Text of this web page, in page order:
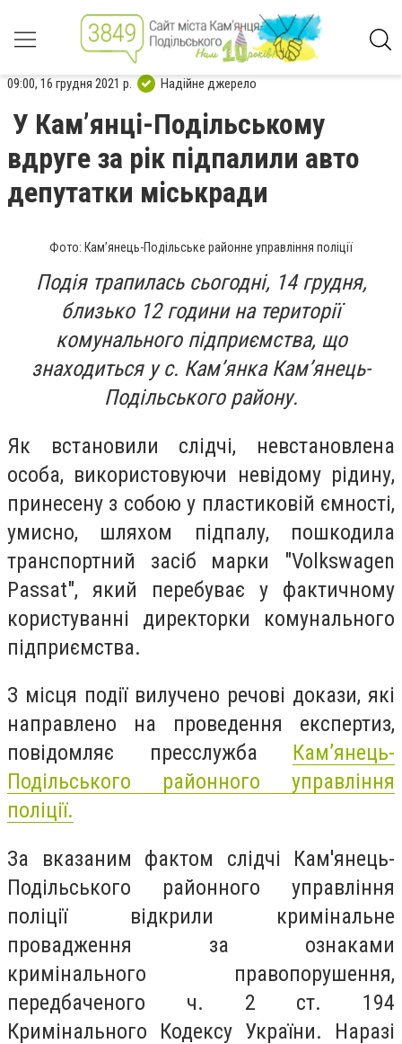
09:00, 16 грудня 2021 р. Надійне джерело
У Кам’янці-Подільському
вдруге за рік підпалили авто
депутатки міськради
Фото: Кам’янець-Подільське районне управління поліції
Подія трапилась сьогодні, 14 грудня,
близько 12 години на території
комунального підприємства, що
знаходиться у с. Кам’янка Кам’янець-
Подільського району.
Як встановили слідчі, невстановлена
особа, використовуючи невідому рідину,
принесену з собою у пластиковій ємності,
умисно, шляхом підпалу, пошкодила
транспортний засіб марки "Volkswagen
Passat", який перебуває у фактичному
користуванні директорки комунального
підприємства.
З місця події вилучено речові докази, які
направлено на проведення експертиз,
повідомляє пресслужба Кам’янець-
Подільського районного управління
поліції.
За вказаним фактом слідчі Кам'янець-
Подільського районного управління
поліції відкрили кримінальне
провадження за ознаками
кримінального правопорушення,
передбаченого ч. 2 ст. 194
Кримінального Кодексу України. Наразі